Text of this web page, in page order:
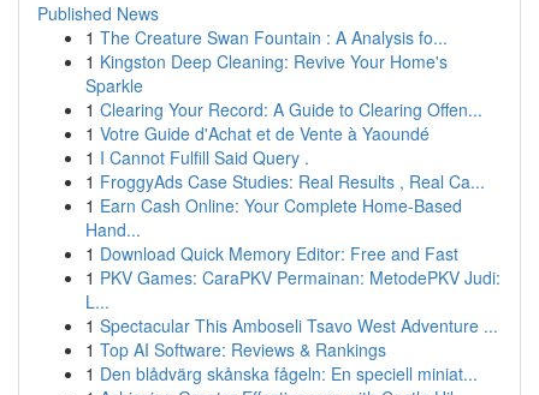
Published News
1 The Creature Swan Fountain : A Analysis fo...
1 Kingston Deep Cleaning: Revive Your Home's
Sparkle
1 Clearing Your Record: A Guide to Clearing Offen...
1 Votre Guide d'Achat et de Vente à Yaoundé
1 I Cannot Fulfill Said Query .
1 FroggyAds Case Studies: Real Results , Real Ca...
1 Earn Cash Online: Your Complete Home-Based
Hand...
1 Download Quick Memory Editor: Free and Fast
1 PKV Games: CaraPKV Permainan: MetodePKV Judi:
L...
1 Spectacular This Amboseli Tsavo West Adventure ...
1 Top AI Software: Reviews & Rankings
1 Den blådvärg skånska fågeln: En speciell miniat...